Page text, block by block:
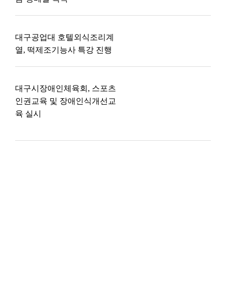
대구공업대 호텔외식조리계
열, 떡제조기능사 특강 진행
대구시장애인체육회, 스포츠
인권교육 및 장애인식개선교
육 실시